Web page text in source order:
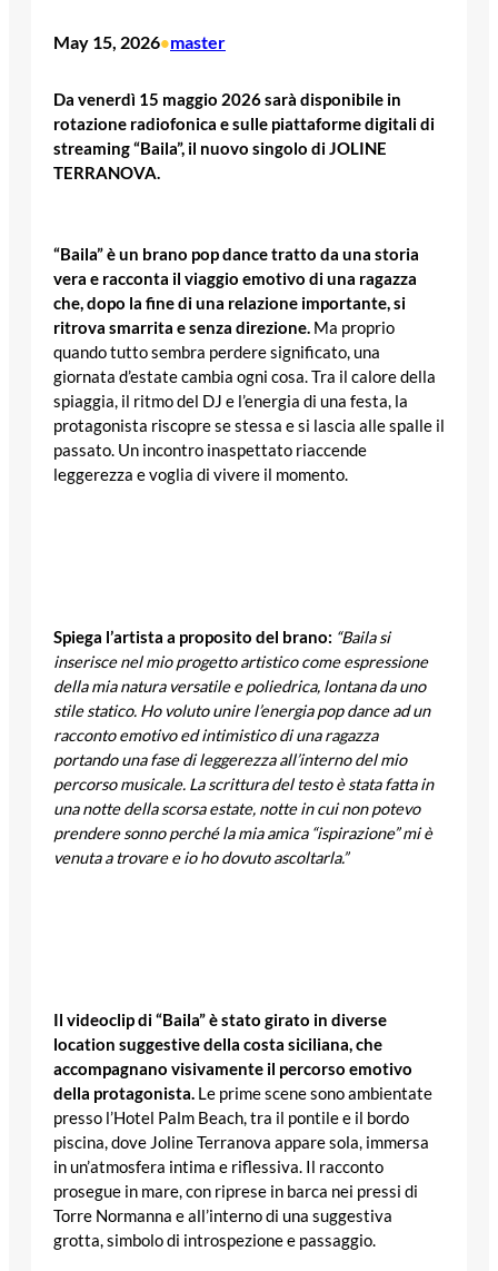
May 15, 2026•master
Da venerdì 15 maggio 2026 sarà disponibile in
rotazione radiofonica e sulle piattaforme digitali di
streaming “Baila”, il nuovo singolo di JOLINE
TERRANOVA.
“Baila” è un brano pop dance tratto da una storia
vera e racconta il viaggio emotivo di una ragazza
che, dopo la fine di una relazione importante, si
ritrova smarrita e senza direzione. Ma proprio
quando tutto sembra perdere significato, una
giornata d’estate cambia ogni cosa. Tra il calore della
spiaggia, il ritmo del DJ e l’energia di una festa, la
protagonista riscopre se stessa e si lascia alle spalle il
passato. Un incontro inaspettato riaccende
leggerezza e voglia di vivere il momento.
Spiega l’artista a proposito del brano: “Baila si
inserisce nel mio progetto artistico come espressione
della mia natura versatile e poliedrica, lontana da uno
stile statico. Ho voluto unire l’energia pop dance ad un
racconto emotivo ed intimistico di una ragazza
portando una fase di leggerezza all’interno del mio
percorso musicale. La scrittura del testo è stata fatta in
una notte della scorsa estate, notte in cui non potevo
prendere sonno perché la mia amica “ispirazione” mi è
venuta a trovare e io ho dovuto ascoltarla.”
Il videoclip di “Baila” è stato girato in diverse
location suggestive della costa siciliana, che
accompagnano visivamente il percorso emotivo
della protagonista. Le prime scene sono ambientate
presso l’Hotel Palm Beach, tra il pontile e il bordo
piscina, dove Joline Terranova appare sola, immersa
in un’atmosfera intima e riflessiva. Il racconto
prosegue in mare, con riprese in barca nei pressi di
Torre Normanna e all’interno di una suggestiva
grotta, simbolo di introspezione e passaggio.